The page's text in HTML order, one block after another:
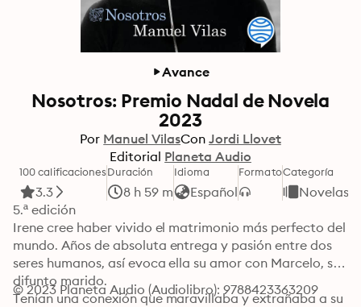
Avance
Nosotros: Premio Nadal de Novela
2023
Por Manuel VilasCon Jordi Llovet
Editorial Planeta Audio
100 calificaciones
3.3
Duración
8 h 59 m
Idioma
Español
FormatoCategoría
Novelas
5.ª edición
Irene cree haber vivido el matrimonio más perfecto del
mundo. Años de absoluta entrega y pasión entre dos
seres humanos, así evoca ella su amor con Marcelo, su
difunto marido.
Tenían una conexión que maravillaba y extrañaba a su
© 2023 Planeta Audio (Audiolibro): 9788423363209